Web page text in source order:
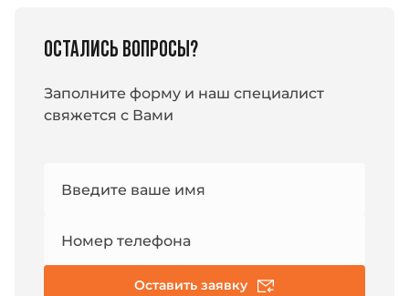
ОСТАЛИСЬ ВОПРОСЫ?
Заполните форму и наш специалист
свяжется с Вами
Введите ваше имя
Номер телефона
Номер
e-mail
Оставить заявку